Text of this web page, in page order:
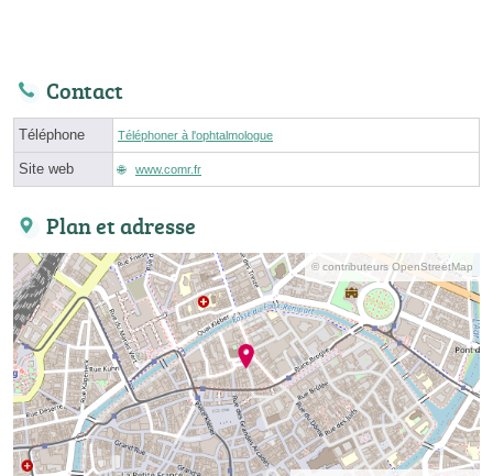
Contact
Téléphone Téléphoner à l'ophtalmologue
Site web www.comr.fr
Plan et adresse
© contributeurs OpenStreetMap